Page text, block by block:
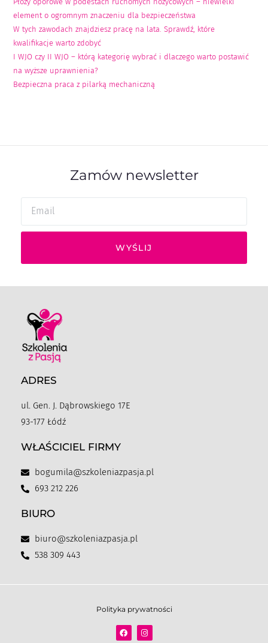
element o ogromnym znaczeniu dla bezpieczeństwa
W tych zawodach znajdziesz pracę na lata. Sprawdź, które
kwalifikacje warto zdobyć
I WJO czy II WJO – którą kategorię wybrać i dlaczego warto postawić
na wyższe uprawnienia?
Bezpieczna praca z pilarką mechaniczną
Zamów newsletter
WYŚLIJ
ADRES
ul. Gen. J. Dąbrowskiego 17E
93-177 Łódź
WŁAŚCICIEL FIRMY
bogumila@szkoleniazpasja.pl
693 212 226
BIURO
biuro@szkoleniazpasja.pl
538 309 443
Polityka prywatności